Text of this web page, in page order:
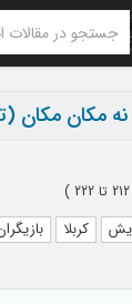
مکان مکان
)
کربلا